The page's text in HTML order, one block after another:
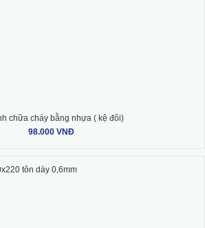
chữa cháy bằng nhựa ( kệ đôi)
98.000 VNĐ